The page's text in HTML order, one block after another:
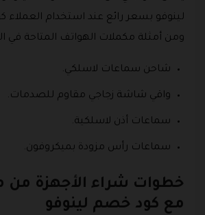
لينوفو بسعر رائع عند استخدام العملاء
ومن أمثلة مكملات الهواتف المتاحة في
شاحن سماعات لاسلكي.
واقي شاشة زجاجي مقاوم للصدمات.
سماعات أذن لاسلكية.
سماعات رأس مزودة بميكروفون.
خطوات شراء الأجهزة من
مع كود خصم لينوفو